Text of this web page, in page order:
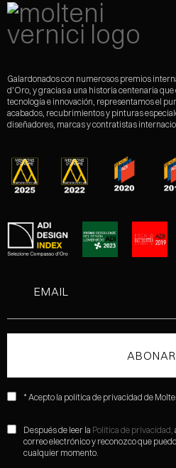
Galardonados con numerosos premios
d'Oro, y gracias a una historia centenaria
tecnología e innovación, representamos el
acabados, recubrimientos y pinturas
diseñadores, marcas y contratistas
* Acepto la política de privacidad de
Después de leer la Política de privacidad,
correo electrónico y reconozco que
cualquier momento.